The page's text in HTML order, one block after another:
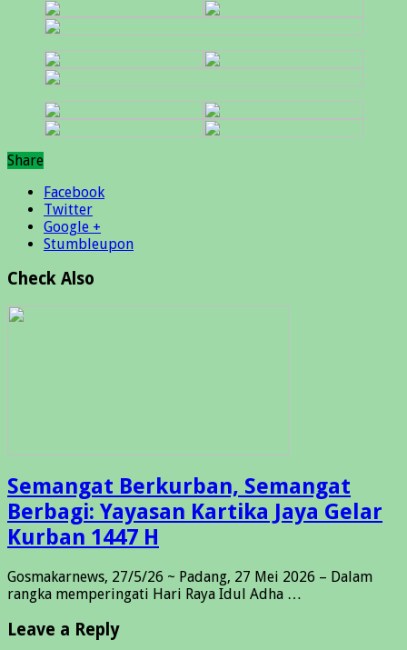
Share
Facebook
Twitter
Google +
Stumbleupon
Check Also
Semangat Berkurban, Semangat
Berbagi: Yayasan Kartika Jaya Gelar
Kurban 1447 H
Gosmakarnews, 27/5/26 ~ Padang, 27 Mei 2026 – Dalam
rangka memperingati Hari Raya Idul Adha …
Leave a Reply